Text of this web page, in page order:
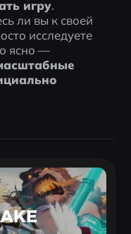
игру.
ли вы к своей
первой победе отряда или просто исследуете
, одно ясно —